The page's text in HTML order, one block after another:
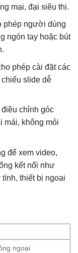
mại, đại siêu thị.
phép người dùng
ngón tay hoặc bút
phép cài đặt các
slide dễ
chỉnh góc
mái, không mỏi
để xem video,
kết nối như
thiết bị ngoại
ngoại